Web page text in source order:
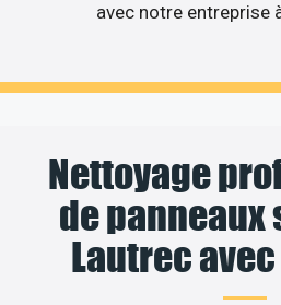
avec notre entreprise
Nettoyage
de panneaux
Lautrec